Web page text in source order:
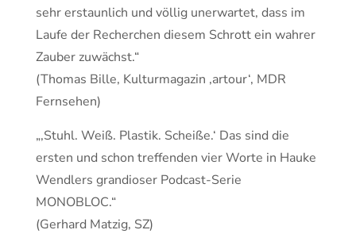
sehr erstaunlich und völlig unerwartet, dass im
Laufe der Recherchen diesem Schrott ein wahrer
Zauber zuwächst.“
(Thomas Bille, Kulturmagazin ‚artour‘, MDR
Fernsehen)
„‚Stuhl. Weiß. Plastik. Scheiße.‘ Das sind die
ersten und schon treffenden vier Worte in Hauke
Wendlers grandioser Podcast-Serie
MONOBLOC.“
(Gerhard Matzig, SZ)